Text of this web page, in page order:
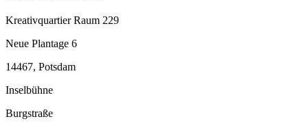
Kreativquartier Raum 229
Neue Plantage 6
14467, Potsdam
Inselbühne
Burgstraße